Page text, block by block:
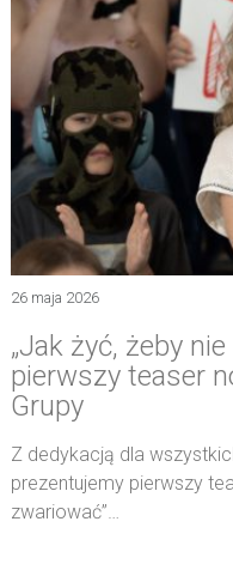
26 maja 2026
„Jak żyć, żeby
pierwszy teaser
Grupy
Z dedykacją dla
prezentujemy pierwszy
zwariować”…